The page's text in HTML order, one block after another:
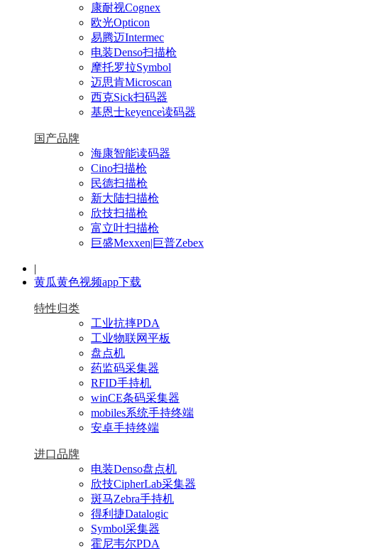
康耐视Cognex
欧光Opticon
易腾迈Intermec
电装Denso扫描枪
摩托罗拉Symbol
迈思肯Microscan
西克Sick扫码器
基恩士keyence读码器
国产品牌
海康智能读码器
Cino扫描枪
民德扫描枪
新大陆扫描枪
欣技扫描枪
富立叶扫描枪
巨盛Mexxen|巨普Zebex
|
黄瓜黄色视频app下载
特性归类
工业抗摔PDA
工业物联网平板
盘点机
药监码采集器
RFID手持机
winCE条码采集器
mobiles系统手持终端
安卓手持终端
进口品牌
电装Denso盘点机
欣技CipherLab采集器
斑马Zebra手持机
得利捷Datalogic
Symbol采集器
霍尼韦尔PDA